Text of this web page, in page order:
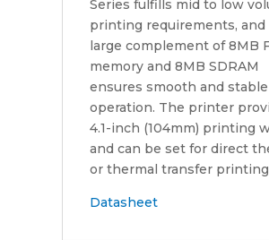
Series fulfills mid to low
printing requirements, and
large complement of 8MB
memory and 8MB SDRAM
ensures smooth and stable
operation. The printer
4.1-inch (104mm) printing
and can be set for direct
or thermal transfer
Datasheet